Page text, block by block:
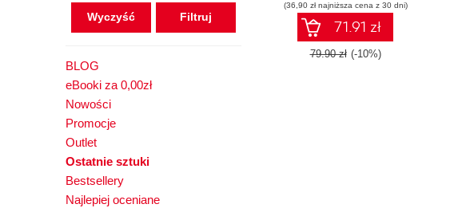
Wyczyść
BLOG
eBooki za 0,00zł
Nowości
Promocje
Outlet
Ostatnie sztuki
Bestsellery
Najlepiej oceniane
(36,90 zł najniższa cena z 30 dni)
71.91 zł
79.90 zł (-10%)